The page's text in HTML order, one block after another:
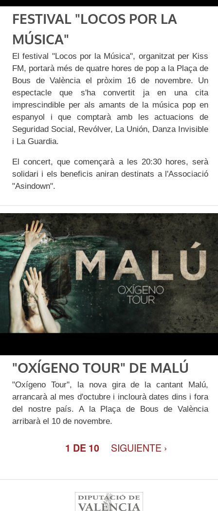
FESTIVAL "LOCOS POR LA
MÚSICA"
El festival "Locos por la Música", organitzat per Kiss
FM, portarà més de quatre hores de pop a la Plaça de
Bous de València el pròxim 16 de novembre. Un
espectacle que s'ha convertit ja en una cita
imprescindible per als amants de la música pop en
espanyol i que comptarà amb les actuacions de
Seguridad Social, Revólver, La Unión, Danza Invisible
i La Guardia.
El concert, que començarà a les 20:30 hores, serà
solidari i els beneficis aniran destinats a l'Associació
"Asindown".
"OXÍGENO TOUR" DE MALÚ
"Oxígeno Tour", la nova gira de la cantant Malú,
arrancarà al mes d'octubre i inclourà dates dins i fora
del nostre país. A la Plaça de Bous de València
arribarà el 10 de novembre.
1 DE 10 SIGUIENTE ›